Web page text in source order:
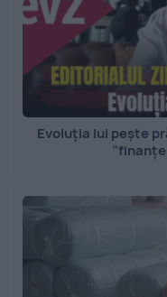
Evoluția lui pește